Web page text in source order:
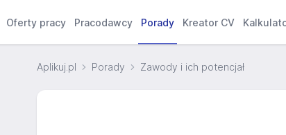
Oferty pracy Pracodawcy Porady Kreator CV
Aplikuj.pl Porady Zawody i ich potencjał